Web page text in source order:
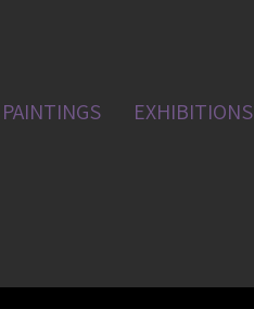
PAINTINGS EXHIBITIONS